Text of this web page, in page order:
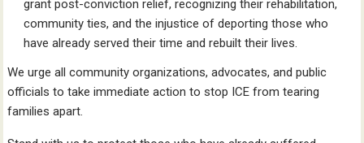
grant post-conviction relief, recognizing their rehabilitation,
community ties, and the injustice of deporting those who
have already served their time and rebuilt their lives.
We urge all community organizations, advocates, and public
officials to take immediate action to stop ICE from tearing
families apart.